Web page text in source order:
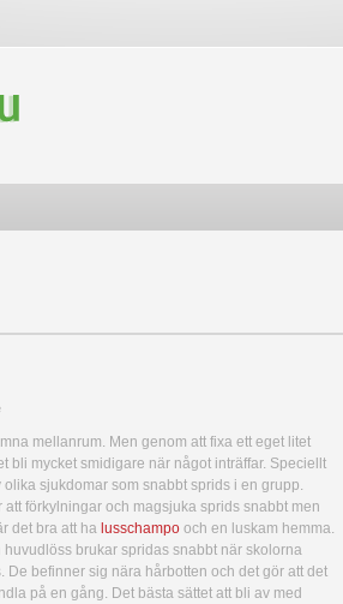
för
med
ett
husapotek
hemma
mellanrum. Men genom att fixa ett eget litet
bli mycket smidigare när något inträffar. Speciellt
sjukdomar som snabbt sprids i en grupp.
förkylningar och magsjuka sprids snabbt men
det bra att ha lusschampo och en luskam hemma.
huvudlöss brukar spridas snabbt när skolorna
De befinner sig nära hårbotten och det gör att det
på en gång. Det bästa sättet att bli av med